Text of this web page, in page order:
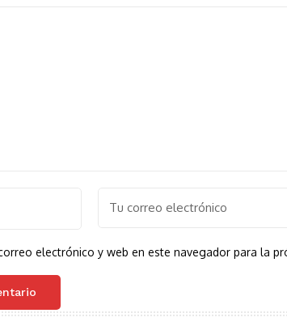
electrónico y web en este navegador para la